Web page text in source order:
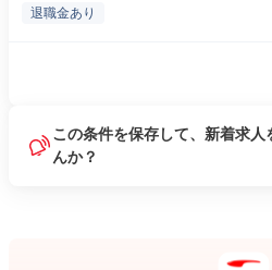
退職金あり
この条件を保存して、新着求人
んか？